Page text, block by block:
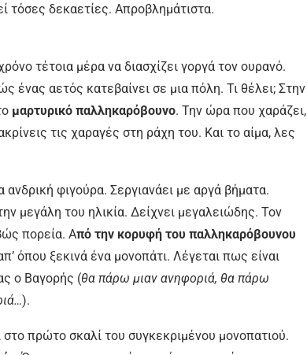
τόσες δεκαετίες. Απροβλημάτιστα.
τέτοια μέρα να διασχίζει γοργά τον ουρανό.
αετός κατεβαίνει σε μια πόλη. Τι θέλει; Στην
μαρτυρικό παλληκαρόβουνο. Την ώρα που χαράζει,
τις χαραγές στη ράχη του. Και το αίμα, λες
ανδρική φιγούρα. Σεργιανάει με αργά βήματα.
μεγάλη του ηλικία. Δείχνει μεγαλειώδης. Τον
πορεία. Από την κορυφή του παλληκαρόβουνου
όπου ξεκινά ένα μονοπάτι. Λέγεται πως είναι
ο Βαγορής (θα πάρω μιαν ανηφοριά, θα πάρω
).
πρώτο σκαλί του συγκεκριμένου μονοπατιού.